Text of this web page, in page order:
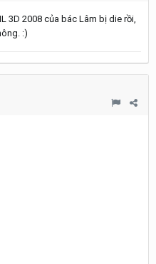
3D 2008 của bác Lâm bị die rồi,
:)